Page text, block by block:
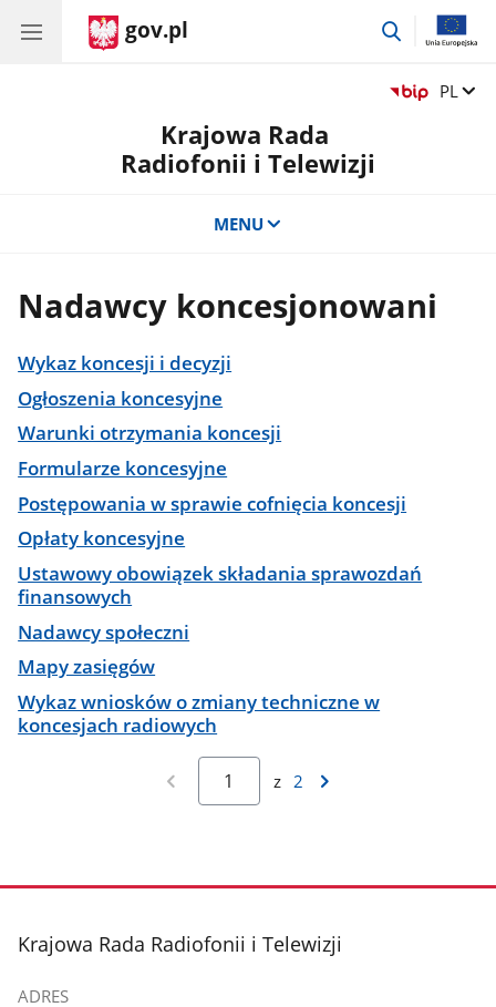
gov.pl
przejdź
Zmień
PL
Krajowa Rada
Radiofonii i Telewizji
MENU
Nadawcy koncesjonowani
Wykaz koncesji i decyzji
Ogłoszenia koncesyjne
Warunki otrzymania koncesji
Formularze koncesyjne
Postępowania w sprawie cofnięcia koncesji
Opłaty koncesyjne
Ustawowy obowiązek składania sprawozdań
finansowych
Nadawcy społeczni
Mapy zasięgów
Wykaz wniosków o zmiany techniczne w
koncesjach radiowych
z 2
stopka
Krajowa Rada Radiofonii i Telewizji
ADRES